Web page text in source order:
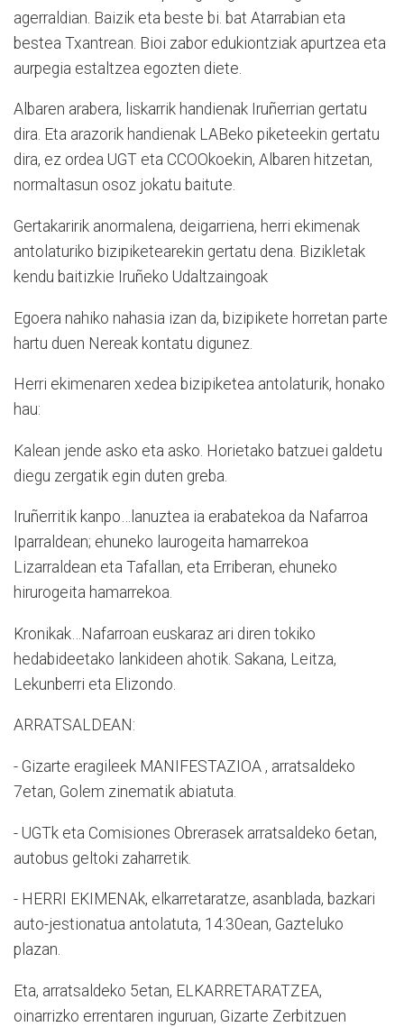
agerraldian. Baizik eta beste bi. bat Atarrabian eta
bestea Txantrean. Bioi zabor edukiontziak apurtzea eta
aurpegia estaltzea egozten diete.
Albaren arabera, liskarrik handienak Iruñerrian gertatu
dira. Eta arazorik handienak LABeko piketeekin gertatu
dira, ez ordea UGT eta CCOOkoekin, Albaren hitzetan,
normaltasun osoz jokatu baitute.
Gertakaririk anormalena, deigarriena, herri ekimenak
antolaturiko bizipiketearekin gertatu dena. Bizikletak
kendu baitizkie Iruñeko Udaltzaingoak
Egoera nahiko nahasia izan da, bizipikete horretan parte
hartu duen Nereak kontatu digunez.
Herri ekimenaren xedea bizipiketea antolaturik, honako
hau:
Kalean jende asko eta asko. Horietako batzuei galdetu
diegu zergatik egin duten greba.
Iruñerritik kanpo…lanuztea ia erabatekoa da Nafarroa
Iparraldean; ehuneko laurogeita hamarrekoa
Lizarraldean eta Tafallan, eta Erriberan, ehuneko
hirurogeita hamarrekoa.
Kronikak…Nafarroan euskaraz ari diren tokiko
hedabideetako lankideen ahotik. Sakana, Leitza,
Lekunberri eta Elizondo.
ARRATSALDEAN:
- Gizarte eragileek MANIFESTAZIOA , arratsaldeko
7etan, Golem zinematik abiatuta.
- UGTk eta Comisiones Obrerasek arratsaldeko 6etan,
autobus geltoki zaharretik.
- HERRI EKIMENAk, elkarretaratze, asanblada, bazkari
auto-jestionatua antolatuta, 14:30ean, Gazteluko
plazan.
Eta, arratsaldeko 5etan, ELKARRETARATZEA,
oinarrizko errentaren inguruan, Gizarte Zerbitzuen